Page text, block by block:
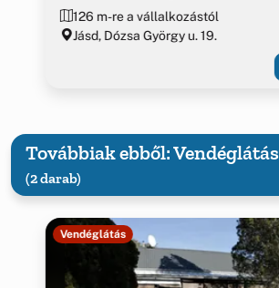
126 m-re a vállalkozástól
Jásd, Dózsa György u. 19.
Továbbiak ebből: Vendéglátás
(2 darab)
Vendéglátás